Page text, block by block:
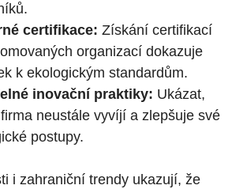
certifikace: Získání certifikací
organizací dokazuje
k ekologickým standardům.
inovační praktiky: Ukázat,
neustále vyvíjí a zlepšuje své
postupy.
i zahraniční trendy ukazují, že